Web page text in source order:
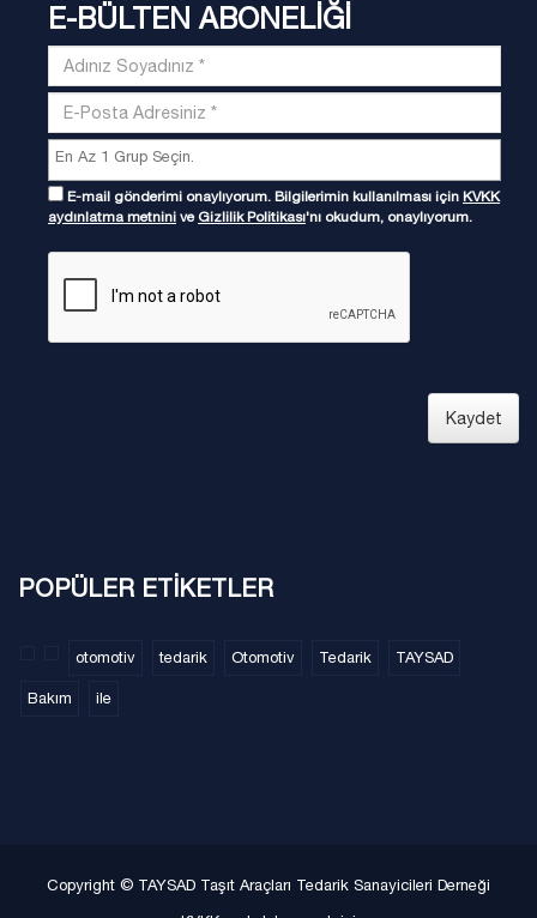
E-BÜLTEN ABONELİĞİ
E-mail gönderimi onaylıyorum. Bilgilerimin kullanılması için KVKK
aydınlatma metnini ve Gizlilik Politikası'nı okudum, onaylıyorum.
Kaydet
POPÜLER ETİKETLER
otomotiv tedarik Otomotiv Tedarik TAYSAD
Bakım ile
Copyright © TAYSAD Taşıt Araçları Tedarik Sanayicileri Derneği